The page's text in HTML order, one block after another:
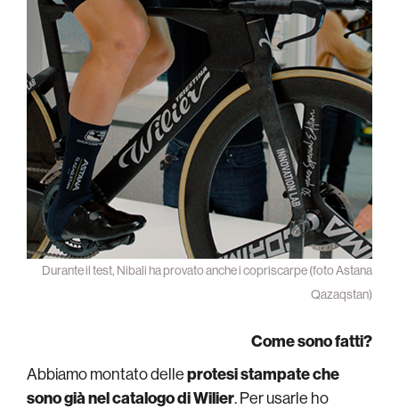
Durante il test, Nibali ha provato anche i copriscarpe (foto Astana
Qazaqstan)
Come sono fatti?
Abbiamo montato delleprotesi stampate che
sono già nel catalogo di Wilier. Per usarle ho